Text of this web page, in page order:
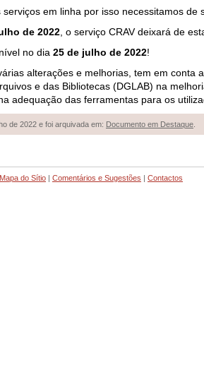
em linha por isso necessitamos de
ho de 2022 , o serviço CRAV deixará de
no dia 25 de julho de 2022!
alterações e melhorias, tem em conta
quivos e das Bibliotecas (DGLAB) na
adequação das ferramentas para os
de 2022 e foi arquivada em: Documento em Destaque
Mapa do Sítio Comentários e Sugestões Contactos